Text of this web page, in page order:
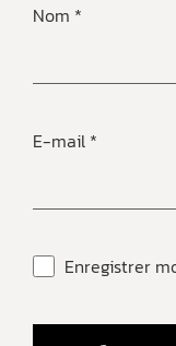
Nom *
E-mail *
Enregistrer